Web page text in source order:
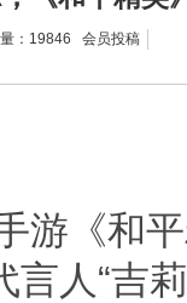
：19846 会员投稿
游《和
人“吉